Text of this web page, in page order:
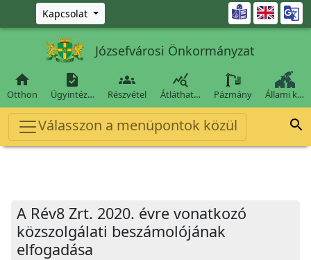
Ugrás a fő tartalomra
Kapcsolat 
Józsefvárosi Önkormányzat

Otthon

Ügyintéz…

Részvétel

Átláthat… Pázmány Állami k…
Válasszon a menüpontok közül 
A Rév8 Zrt. 2020. évre vonatkozó
közszolgálati beszámolójának
elfogadása